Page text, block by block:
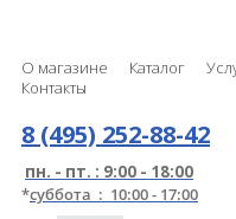
О магазине Каталог
Контакты
8 (495) 252-88-42
пн. - пт. : 9:00 - 18:00
*суббота : 10:00 - 17:00